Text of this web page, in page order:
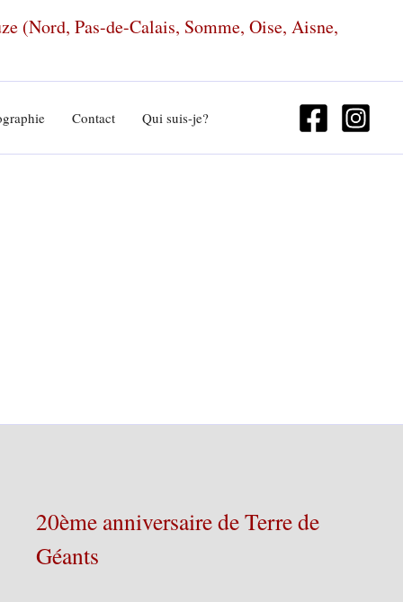
(Nord, Pas-de-Calais, Somme, Oise, Aisne,
Contact Qui suis-je?
20ème anniversaire de Terre de
Géants